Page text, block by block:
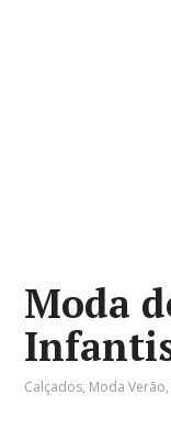
Moda
Calçados, Moda Verão